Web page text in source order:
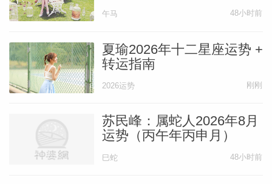
午马 48小时前
夏瑜2026年十二星座运势 +
转运指南
2026运势 刚刚
苏民峰：属蛇人2026年8月
运势（丙午年丙申月）
巳蛇 48小时前